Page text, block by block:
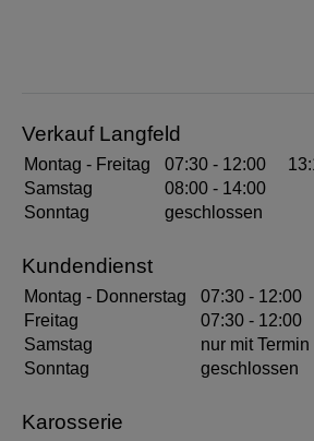
Verkauf Langfeld
Montag - Freitag 07:30 - 12:00
Samstag
08:00 - 14:00
Sonntag
geschlossen
Kundendienst
Montag - Donnerstag 07:30 - 12:00
Freitag
07:30 - 12:00
Samstag
nur mit Termin
Sonntag
geschlossen
Karosserie